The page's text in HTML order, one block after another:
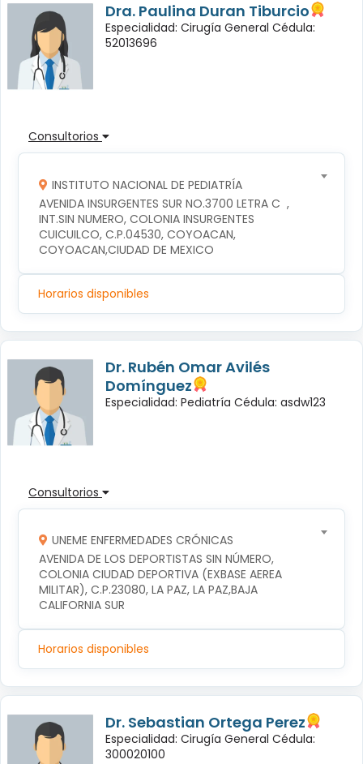
Dra. Paulina Duran Tiburcio
Especialidad: Cirugía General Cédula:
52013696
Consultorios
INSTITUTO NACIONAL DE PEDIATRÍA
AVENIDA INSURGENTES SUR NO.3700 LETRA C  ,
INT.SIN NUMERO, COLONIA INSURGENTES
CUICUILCO, C.P.04530, COYOACAN,
COYOACAN,CIUDAD DE MEXICO
Horarios disponibles
Dr. Rubén Omar Avilés
Domínguez
Especialidad: Pediatría Cédula: asdw123
Consultorios
UNEME ENFERMEDADES CRÓNICAS
AVENIDA DE LOS DEPORTISTAS SIN NÚMERO,
COLONIA CIUDAD DEPORTIVA (EXBASE AEREA
MILITAR), C.P.23080, LA PAZ, LA PAZ,BAJA
CALIFORNIA SUR
Horarios disponibles
Dr. Sebastian Ortega Perez
Especialidad: Cirugía General Cédula:
300020100